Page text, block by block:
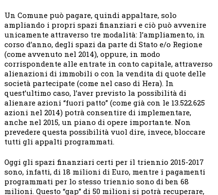
Un Comune può pagare, quindi appaltare, solo
ampliando i propri spazi finanziari e ciò può avvenire
unicamente attraverso tre modalità: l’ampliamento, in
corso d’anno, degli spazi da parte di Stato e/o Regione
(come avvenuto nel 2014), oppure, in modo
corrispondente alle entrate in conto capitale, attraverso
alienazioni di immobili o con la vendita di quote delle
società partecipate (come nel caso di Hera). In
quest’ultimo caso, l’aver previsto la possibilità di
alienare azioni “fuori patto” (come già con le 13.522.625
azioni nel 2014) potrà consentire di implementare,
anche nel 2015, un piano di opere importante. Non
prevedere questa possibilità vuol dire, invece, bloccare
tutti gli appalti programmati.
Oggi gli spazi finanziari certi per il triennio 2015-2017
sono, infatti, di 18 milioni di Euro, mentre i pagamenti
programmati per lo stesso triennio sono di ben 68
milioni. Questo “gap” di 50 milioni si potrà recuperare,